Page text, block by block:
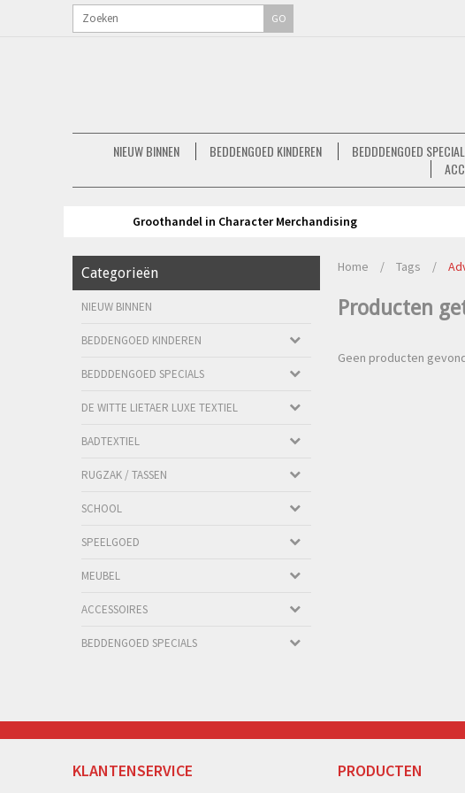
GO
NIEUW BINNEN BEDDENGOED KINDEREN BEDDDENGOED
Groothandel in Character Merchandising
Categorieën
NIEUW BINNEN
BEDDENGOED KINDEREN
BEDDDENGOED SPECIALS
DE WITTE LIETAER LUXE TEXTIEL
BADTEXTIEL
RUGZAK / TASSEN
SCHOOL
SPEELGOED
MEUBEL
ACCESSOIRES
BEDDENGOED SPECIALS
Home / Tags /
Producten
Geen producten
KLANTENSERVICE PRODUCTEN